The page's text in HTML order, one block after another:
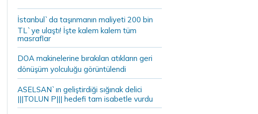
İstanbul`da taşınmanın maliyeti 200 bin
TL`ye ulaştı! İşte kalem kalem tüm
masraflar
DOA makinelerine bırakılan atıkların geri
dönüşüm yolculuğu görüntülendi
ASELSAN`ın geliştirdiği sığınak delici
|||TOLUN P||| hedefi tam isabetle vurdu